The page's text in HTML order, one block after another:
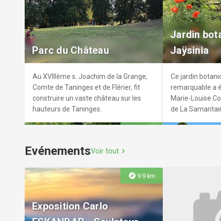
Mécanique
Venez découvrir l'incroyable collection
Plus de 1000 pièces y sont exposées :
carillons, pendules, boîtes à musique,
orchestrions, pianos mécaniques,
instruments à cordes, orgues de
barbarie, automates, phonographes...
Le château des
des Alpes
exposition
interactive sur
montagne avec
Parc du Château
Au XVIIIème s. Joachim de la Grange,
Comte de Taninges et de Flérier, fit
construire un vaste château sur les
hauteurs de Taninges.
Jardin
Jaÿsinia
Ce jardin
remarquable a
Marie-Louise
de La
Jardin Alpin Parc de
EvénementsVoir tout chevron_right
explore 9.9 km
Exposition Carlo